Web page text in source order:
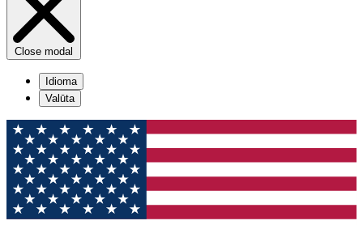
Close modal
Idioma
Valūta